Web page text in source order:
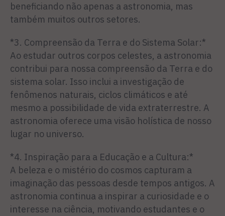
beneficiando não apenas a astronomia, mas
também muitos outros setores.
*3. Compreensão da Terra e do Sistema Solar:*
Ao estudar outros corpos celestes, a astronomia
contribui para nossa compreensão da Terra e do
sistema solar. Isso inclui a investigação de
fenômenos naturais, ciclos climáticos e até
mesmo a possibilidade de vida extraterrestre. A
astronomia oferece uma visão holística de nosso
lugar no universo.
*4. Inspiração para a Educação e a Cultura:*
A beleza e o mistério do cosmos capturam a
imaginação das pessoas desde tempos antigos. A
astronomia continua a inspirar a curiosidade e o
interesse na ciência, motivando estudantes e o